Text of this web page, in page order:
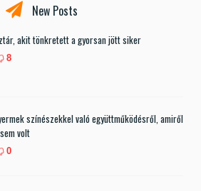
New Posts
akit tönkretett a gyorsan jött siker
8
színészekkel való együttműködésről, amiről
volt
0